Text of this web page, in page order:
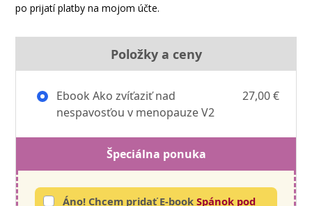
po prijatí platby na mojom účte.
Položky a ceny
Ebook Ako zvíťaziť nad
nespavosťou v menopauze V2
27,00 €
Špeciálna ponuka
Áno! Chcem pridať E-bookSpánok pod